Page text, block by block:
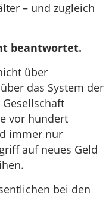
– und zugleich
beantwortet.
über
das System der
vor hundert
immer nur
auf neues Geld
bei den